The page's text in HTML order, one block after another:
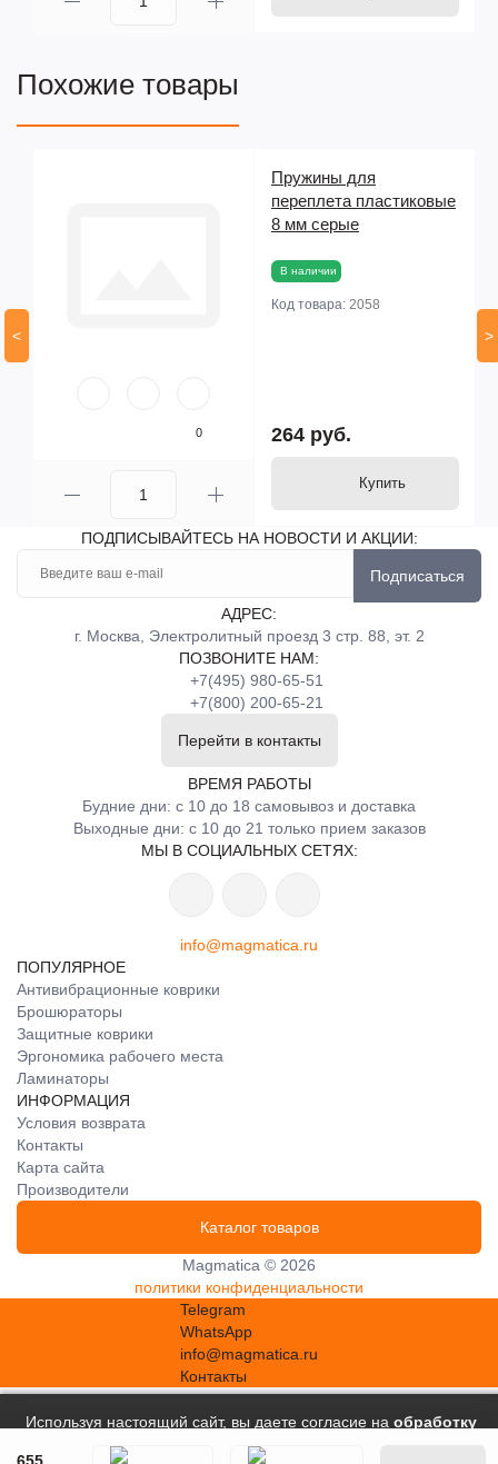
655
Похожие товары
<
0
Пружины для
переплета пластиковые
8 мм серые
В наличии
Код товара: 2058
264 руб.
Купить
>
ПОДПИСЫВАЙТЕСЬ НА НОВОСТИ И АКЦИИ:
Подписаться
АДРЕС:
г. Москва, Электролитный проезд 3 стр. 88, эт. 2
ПОЗВОНИТЕ НАМ:
+7(495) 980-65-51
+7(800) 200-65-21
Перейти в контакты
ВРЕМЯ РАБОТЫ
Будние дни: с 10 до 18 самовывоз и доставка
Выходные дни: с 10 до 21 только прием заказов
МЫ В СОЦИАЛЬНЫХ СЕТЯХ:
info@magmatica.ru
ПОПУЛЯРНОЕ
Антивибрационные коврики
Брошюраторы
Защитные коврики
Эргономика рабочего места
Ламинаторы
ИНФОРМАЦИЯ
Условия возврата
Контакты
Карта сайта
Производители
Каталог товаров
Magmatica © 2026
политики конфиденциальности
Telegram
WhatsApp
info@magmatica.ru
Контакты
Используя настоящий сайт, вы даете согласие на обработку
файлов сookie
, в соответствии с